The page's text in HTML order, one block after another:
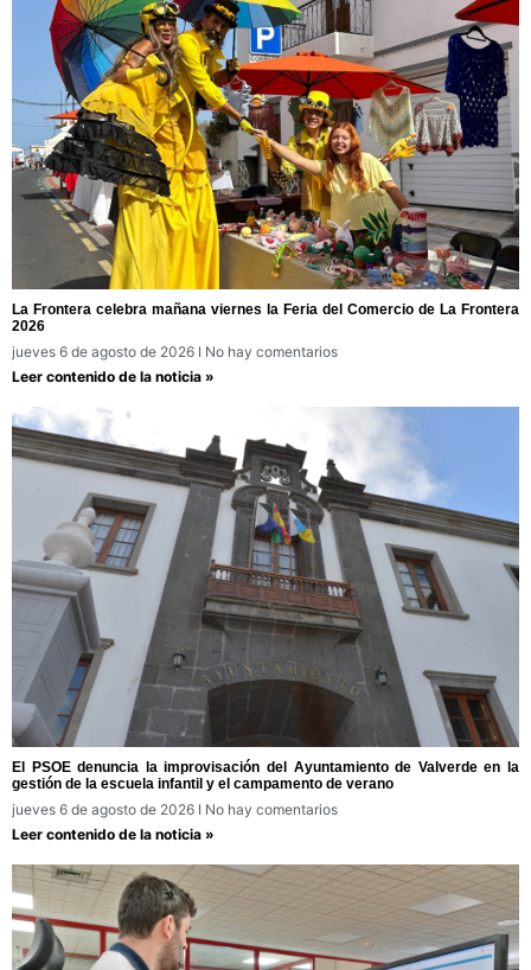
La Frontera celebra mañana viernes la Feria del Comercio de La Frontera
2026
jueves 6 de agosto de 2026
No hay comentarios
Leer contenido de la noticia »
El PSOE denuncia la improvisación del Ayuntamiento de Valverde en la
gestión de la escuela infantil y el campamento de verano
jueves 6 de agosto de 2026
No hay comentarios
Leer contenido de la noticia »